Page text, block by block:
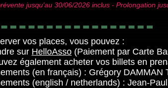
jusqu'au 30/06/2026 inclus - Prolongation
vos places, vous pouvez :
sur HelloAsso (Paiement par Carte
également acheter vos billets en
(en français) : Grégory DAMMAN
(english / netherlands) : Jean-